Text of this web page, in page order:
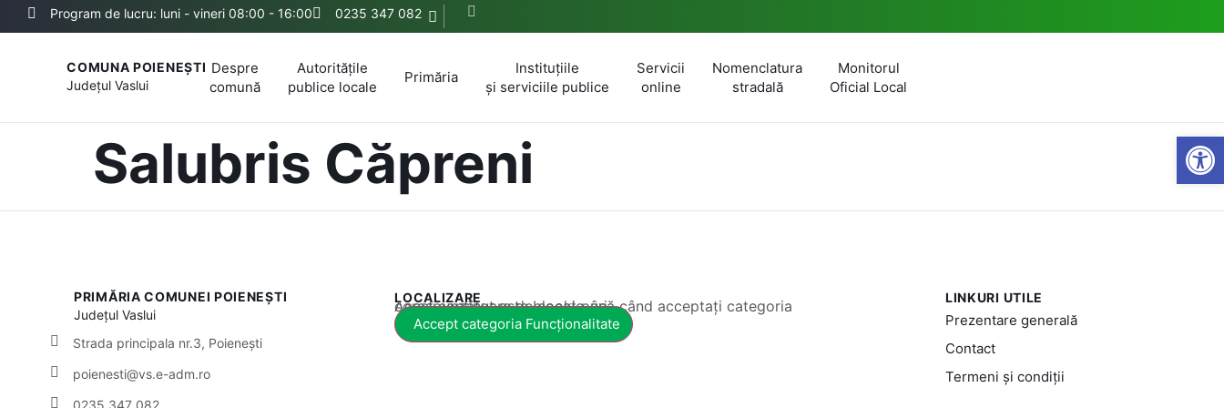
Program de lucru: luni - vineri 08:00 - 16:00 0235 347 082
COMUNA POIENEȘTI
JudețulVaslui
Despre
comună
Autoritățile
publice locale
Primăria
Instituțiile
și serviciile publice
Servicii
online
Nomenclatura
stradală
Monitorul
Oficial Local
Salubris Căpreni
PRIMĂRIA COMUNEI POIENEȘTI
JudețulVaslui
Strada principala nr.3, Poienești
poienesti@vs.e-adm.ro
0235 347 082
LOCALIZARE
Acest conținut este blocat până când acceptați categoria corespunzătoare de cookie-uri.
Accept categoria Funcționalitate
LINKURI UTILE
Prezentare generală
Contact
Termeni și condiții